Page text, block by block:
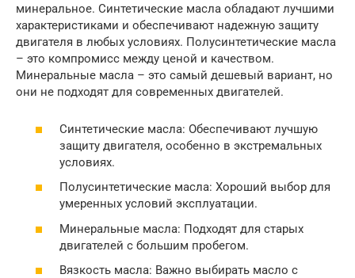
минеральное. Синтетические масла обладают лучшими
характеристиками и обеспечивают надежную защиту
двигателя в любых условиях. Полусинтетические масла
– это компромисс между ценой и качеством.
Минеральные масла – это самый дешевый вариант, но
они не подходят для современных двигателей.
Синтетические масла: Обеспечивают лучшую
защиту двигателя, особенно в экстремальных
условиях.
Полусинтетические масла: Хороший выбор для
умеренных условий эксплуатации.
Минеральные масла: Подходят для старых
двигателей с большим пробегом.
Вязкость масла: Важно выбирать масло с